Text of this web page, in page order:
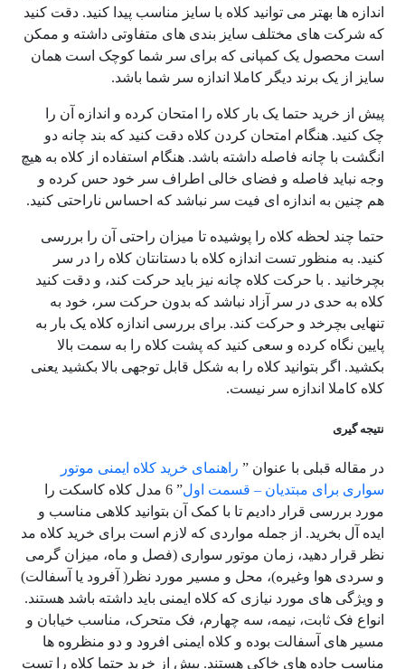
اندازه ها بهتر می توانید کلاه با سایز مناسب پیدا کنید. دقت کنید
که شرکت های مختلف سایز بندی های متفاوتی داشته و ممکن
است محصول یک کمپانی که برای سر شما کوچک است همان
سایز از یک برند دیگر کاملا اندازه سر شما باشد.
پیش از خرید حتما یک بار کلاه را امتحان کرده و اندازه آن را
چک کنید. هنگام امتحان کردن کلاه دقت کنید که بند چانه دو
انگشت با چانه فاصله داشته باشد. هنگام استفاده از کلاه به هیچ
وجه نباید فاصله و فضای خالی اطراف سر خود حس کرده و
هم چنین به اندازه ای فیت سر نباشد که احساس ناراحتی کنید.
حتما چند لحظه کلاه را پوشیده تا میزان راحتی آن را بررسی
کنید. به منظور تست اندازه کلاه با دستانتان کلاه را در سر
بچرخانید . با حرکت کلاه چانه نیز باید حرکت کند، و دقت کنید
کلاه به حدی در سر آزاد نباشد که بدون حرکت سر، خود به
تنهایی بچرخد و حرکت کند. برای بررسی اندازه کلاه یک بار به
پایین نگاه کرده و سعی کنید که پشت کلاه را به سمت بالا
بکشید. اگر بتوانید کلاه را به شکل قابل توجهی بالا بکشید یعنی
کلاه کاملا اندازه سر نیست.
نتیجه گیری
در مقاله قبلی با عنوان ” راهنمای خرید کلاه ایمنی موتور
سواری برای مبتدیان – قسمت اول
” 6 مدل کلاه کاسکت را
مورد بررسی قرار دادیم تا با کمک آن بتوانید کلاهی مناسب و
ایده آل بخرید. از جمله مواردی که لازم است برای خرید کلاه مد
نظر قرار دهید، زمان موتور سواری (فصل و ماه، میزان گرمی
و سردی هوا وغیره)، محل و مسیر مورد نظر( آفرود یا آسفالت)
و ویژگی های مورد نیازی که کلاه ایمنی باید داشته باشد هستند.
انواع فک ثابت، نیمه، سه چهارم، فک متحرک، مناسب خیابان و
مسیر های آسفالت بوده و کلاه ایمنی افرود و دو منظروه ها
مناسب جاده های خاکی هستند. پیش از خرید حتما کلاه را تست